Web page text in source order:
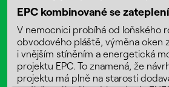
EPC kombinované se
V nemocnici probíhá od loňského
obvodového pláště, výměna oken
i vnějším stíněním a energetická
projektu EPC. To znamená, že
projektu má plně na starosti